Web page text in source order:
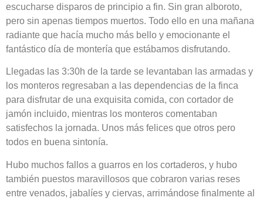
escucharse disparos de principio a fin. Sin gran alboroto,
pero sin apenas tiempos muertos. Todo ello en una mañana
radiante que hacía mucho más bello y emocionante el
fantástico día de montería que estábamos disfrutando.
Llegadas las 3:30h de la tarde se levantaban las armadas y
los monteros regresaban a las dependencias de la finca
para disfrutar de una exquisita comida, con cortador de
jamón incluido, mientras los monteros comentaban
satisfechos la jornada. Unos más felices que otros pero
todos en buena sintonía.
Hubo muchos fallos a guarros en los cortaderos, y hubo
también puestos maravillosos que cobraron varias reses
entre venados, jabalíes y ciervas, arrimándose finalmente al